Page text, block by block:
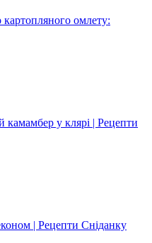
картопляного омлету:
у клярі | Рецепти
| Рецепти Сніданку